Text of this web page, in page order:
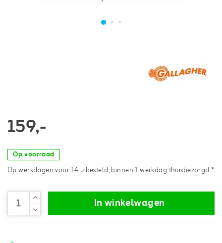
159,-
Op voorraad
Op werkdagen voor 14 u besteld, binnen 1 werkdag thuisbezorgd *
In winkelwagen